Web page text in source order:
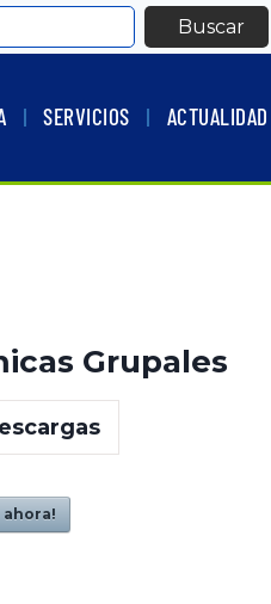
Buscar
SERVICIOS ACTUALIDAD
Grupales
ahora!